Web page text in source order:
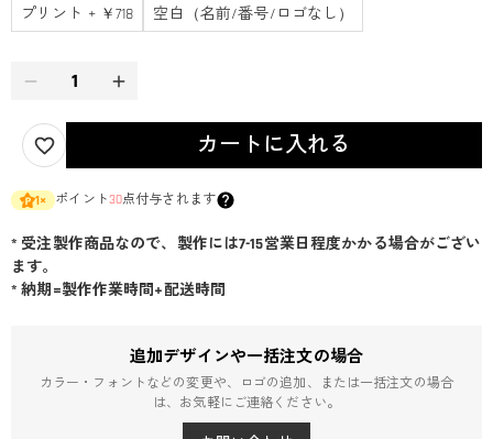
プリント + ￥718
空白（名前/番号/ロゴなし）
カートに入れる
1× ポイント30点付与されます
* 受注製作商品なので、製作には7-15営業日程度かかる場合がござい
ます。
* 納期=製作作業時間+配送時間
追加デザインや一括注文の場合
カラー・フォントなどの変更や、ロゴの追加、または一括注文の場合
は、お気軽にご連絡ください。